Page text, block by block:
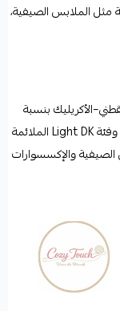
مثل الملابس الصيفية،
بنسبة
50%، والوزن البالغ 100 غرام، والطول البالغ 330 مترًا، وفئة Light DK الملائمة
الصيفية والإكسسوارات